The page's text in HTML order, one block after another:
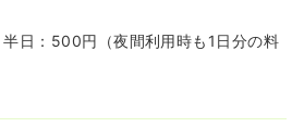
日：500円（夜間利用時も1日分の料